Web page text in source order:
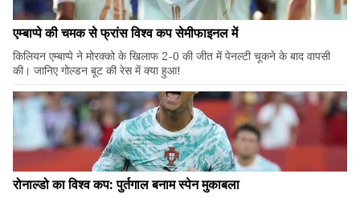
एम्बाप्पे की चमक से फ्रांस विश्व कप सेमीफाइनल में
किलियन एम्बाप्पे ने मोरक्को के खिलाफ 2-0 की जीत में पेनल्टी चूकने के बाद वापसी
की। जानिए गोल्डन बूट की रेस में क्या हुआ!
रोनाल्डो का विश्व कप: पुर्तगाल बनाम स्पेन मुकाबला